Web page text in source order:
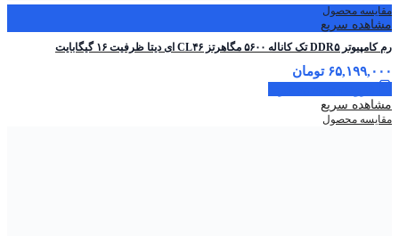
مقایسه محصول
مشاهده سریع
رم کامپیوتر DDR۵ تک کاناله ۵۶۰۰ مگاهرتز CL۴۶ ای دیتا ظرفیت ۱۶ گیگابایت
۶۵,۱۹۹,۰۰۰ تومان
مشاهده سریع
مقایسه محصول